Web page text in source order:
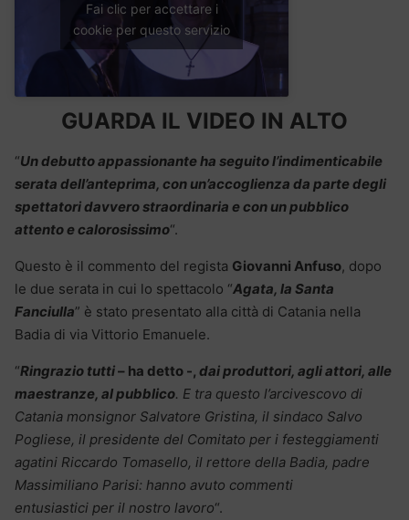
Fai clic per accettare i
cookie per questo servizio
GUARDA IL VIDEO IN ALTO
“Un debutto appassionante ha seguito l’indimenticabile
serata dell’anteprima, con un’accoglienza da parte degli
spettatori davvero straordinaria e con un pubblico
attento e calorosissimo“.
Questo è il commento del regista Giovanni Anfuso, dopo
le due serata in cui lo spettacolo “Agata, la Santa
Fanciulla” è stato presentato alla città di Catania nella
Badia di via Vittorio Emanuele.
“Ringrazio tutti– ha detto -, dai produttori, agli attori, alle
maestranze, al pubblico. E tra questo l’arcivescovo di
Catania monsignor Salvatore Gristina, il sindaco Salvo
Pogliese, il presidente del Comitato per i festeggiamenti
agatini Riccardo Tomasello, il rettore della Badia, padre
Massimiliano Parisi: hanno avuto commenti
entusiastici per il nostro lavoro“.